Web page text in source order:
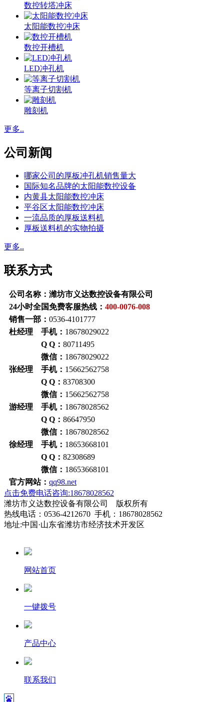
数控转塔冲床
太阳能数控冲床
数控开槽机
LED冲孔机
等离子切割机
雕刻机
更多..
公司新闻
哪家公司的厚板冲孔机销售量大
国际知名品牌的太阳能数控设备
内黄县太阳能数控冲床
平谷区太阳能数控冲床
一流品质的厚板送料机
厚板送料机的实物拍摄
更多..
联系方式
公司名称：潍坊市义达数控设备有限公司
24小时全国免费客服热线： 400-0076-008
销售一部： 0536-4101777
杜经理 手机： 18678029022
Q Q： 80711495
微信： 18678029022
张经理 手机： 15662562758
Q Q ： 83708300
微信： 15662562758
游经理 手机： 18678028562
Q Q ： 86647950
微信： 18678028562
徐经理 手机： 18653668101
Q Q ： 82308689
微信： 18653668101
官方网站： qq98.net
点击免费电话咨询:18678028562
潍坊市义达数控设备有限公司 版权所有
热线电话：0536-4212670 手机：18678028562
地址:中国·山东省潍坊市经济技术开发区
网站首页
一键拨号
产品中心
联系我们